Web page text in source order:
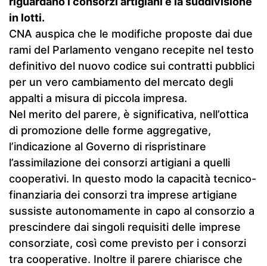
in lotti.
CNA auspica che le modifiche proposte dai due
rami del Parlamento vengano recepite nel testo
definitivo del nuovo codice sui contratti pubblici
per un vero cambiamento del mercato degli
appalti a misura di piccola impresa.
Nel merito del parere, è significativa, nell’ottica
di promozione delle forme aggregative,
l’indicazione al Governo di rispristinare
l’assimilazione dei consorzi artigiani a quelli
cooperativi. In questo modo la capacità tecnico-
finanziaria dei consorzi tra imprese artigiane
sussiste autonomamente in capo al consorzio a
prescindere dai singoli requisiti delle imprese
consorziate, così come previsto per i consorzi
tra cooperative. Inoltre il parere chiarisce che